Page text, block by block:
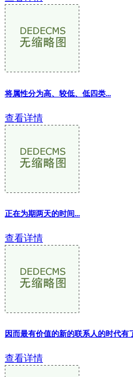
将属性分为高、较低、低四类...
查看详情
正在为期两天的时间...
查看详情
因而最有价值的新的联系人的时代有
查看详情